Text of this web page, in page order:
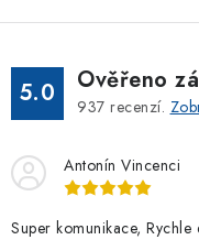
5.0 Ověřeno
937 recenzí.
Antonín Vincenci
Super komunikace,